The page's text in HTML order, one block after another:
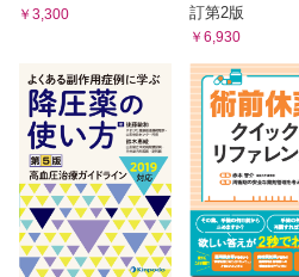
小鳥遊遊鳥
看護系絵本堂(156)
マンガでわかる！子どものアトピ
谷口あけみ
「論争中の病」を抱える青年を支
慢性疲労症候群をめぐって⑤
診断がついても；筋痛性脳脊髄炎／慢
症候群の当事者として
￥3,300
訂第2版
￥6,930